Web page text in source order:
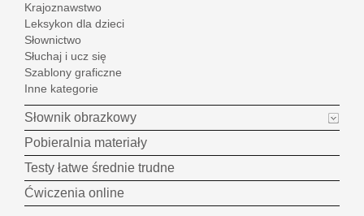
Krajoznawstwo
Leksykon dla dzieci
Słownictwo
Słuchaj i ucz się
Szablony graficzne
Inne kategorie
Słownik obrazkowy
Pobieralnia materiały
Testy łatwe średnie trudne
Ćwiczenia online